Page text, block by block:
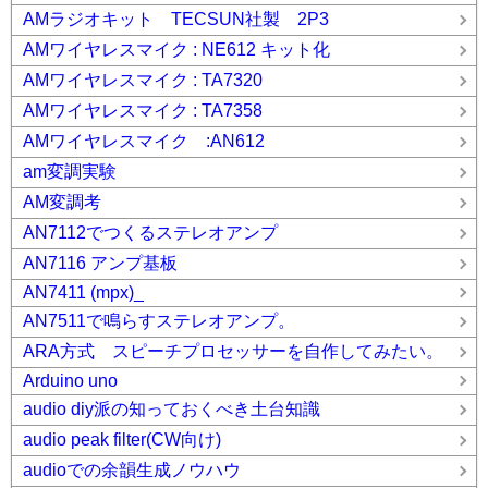
AMラジオキット TECSUN社製 2P3
AMワイヤレスマイク : NE612 キット化
AMワイヤレスマイク : TA7320
AMワイヤレスマイク : TA7358
AMワイヤレスマイク :AN612
am変調実験
AM変調考
AN7112でつくるステレオアンプ
AN7116 アンプ基板
AN7411 (mpx)_
AN7511で鳴らすステレオアンプ。
ARA方式 スピーチプロセッサーを自作してみたい。
Arduino uno
audio diy派の知っておくべき土台知識
audio peak filter(CW向け)
audioでの余韻生成ノウハウ